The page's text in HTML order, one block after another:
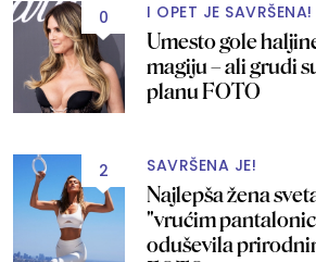
0 I OPET JE SAVRŠENA!
Umesto gole
magiju – ali grudi
planu FOTO
2 SAVRŠENA JE!
Najlepša žena
"vrućim
oduševila